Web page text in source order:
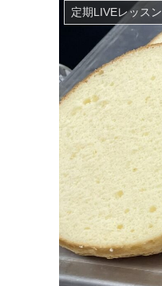
定期LIVEレッスン